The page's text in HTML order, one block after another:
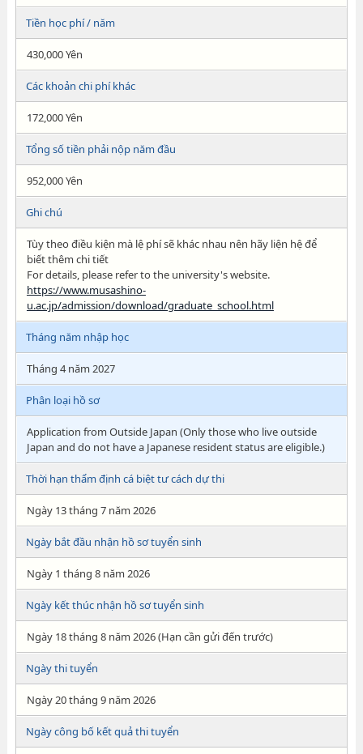
Tiền học phí / năm
430,000 Yên
Các khoản chi phí khác
172,000 Yên
Tổng số tiền phải nộp năm đầu
952,000 Yên
Ghi chú
Tùy theo điều kiện mà lệ phí sẽ khác nhau nên hãy liện hệ để
biết thêm chi tiết
For details, please refer to the university's website.
https://www.musashino-
u.ac.jp/admission/download/graduate_school.html
Tháng năm nhập học
Tháng 4 năm 2027
Phân loại hồ sơ
Application from Outside Japan (Only those who live outside
Japan and do not have a Japanese resident status are eligible.)
Thời hạn thẩm định cá biệt tư cách dự thi
Ngày 13 tháng 7 năm 2026
Ngày bắt đầu nhận hồ sơ tuyển sinh
Ngày 1 tháng 8 năm 2026
Ngày kết thúc nhận hồ sơ tuyển sinh
Ngày 18 tháng 8 năm 2026 (Hạn cần gửi đến trước)
Ngày thi tuyển
Ngày 20 tháng 9 năm 2026
Ngày công bố kết quả thi tuyển